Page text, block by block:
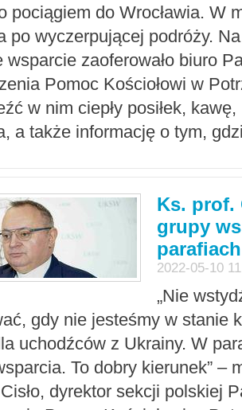
pociągiem do Wrocławia. W
po wyczerpującej podróży.
wsparcie zaoferowało biuro
Pomoc Kościołowi w
w nim ciepły posiłek,
a także informację o tym,
Ks. prof.
grupy
parafiach
2022-05-10
„Nie
gdy nie jesteśmy w stanie
uchodźców z Ukrainy. W
To dobry kierunek” –
dyrektor sekcji polskiej